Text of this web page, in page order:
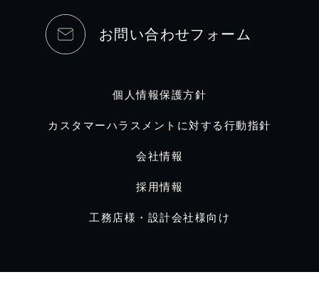
お問い合わせフォーム
個人情報保護方針
カスタマーハラスメントに対する行動指針
会社情報
採用情報
工務店様・設計会社様向け